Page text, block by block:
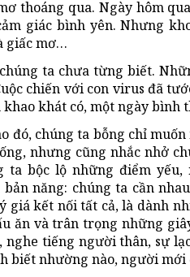
thoáng qua. Ngày hôm
giác bình yên. Nhưng
giấc mơ…
ta chưa từng biết.
chiến với con virus đã
khát có, một ngày bình
đó, chúng ta bỗng chỉ
nhưng cũng nhắc nhở
ta bộc lộ những điểm
năng: chúng ta cần
giá kết nối tất cả, là dành
ăn và trân trọng những
tiếng người thân, sự
biết nhường nào, người